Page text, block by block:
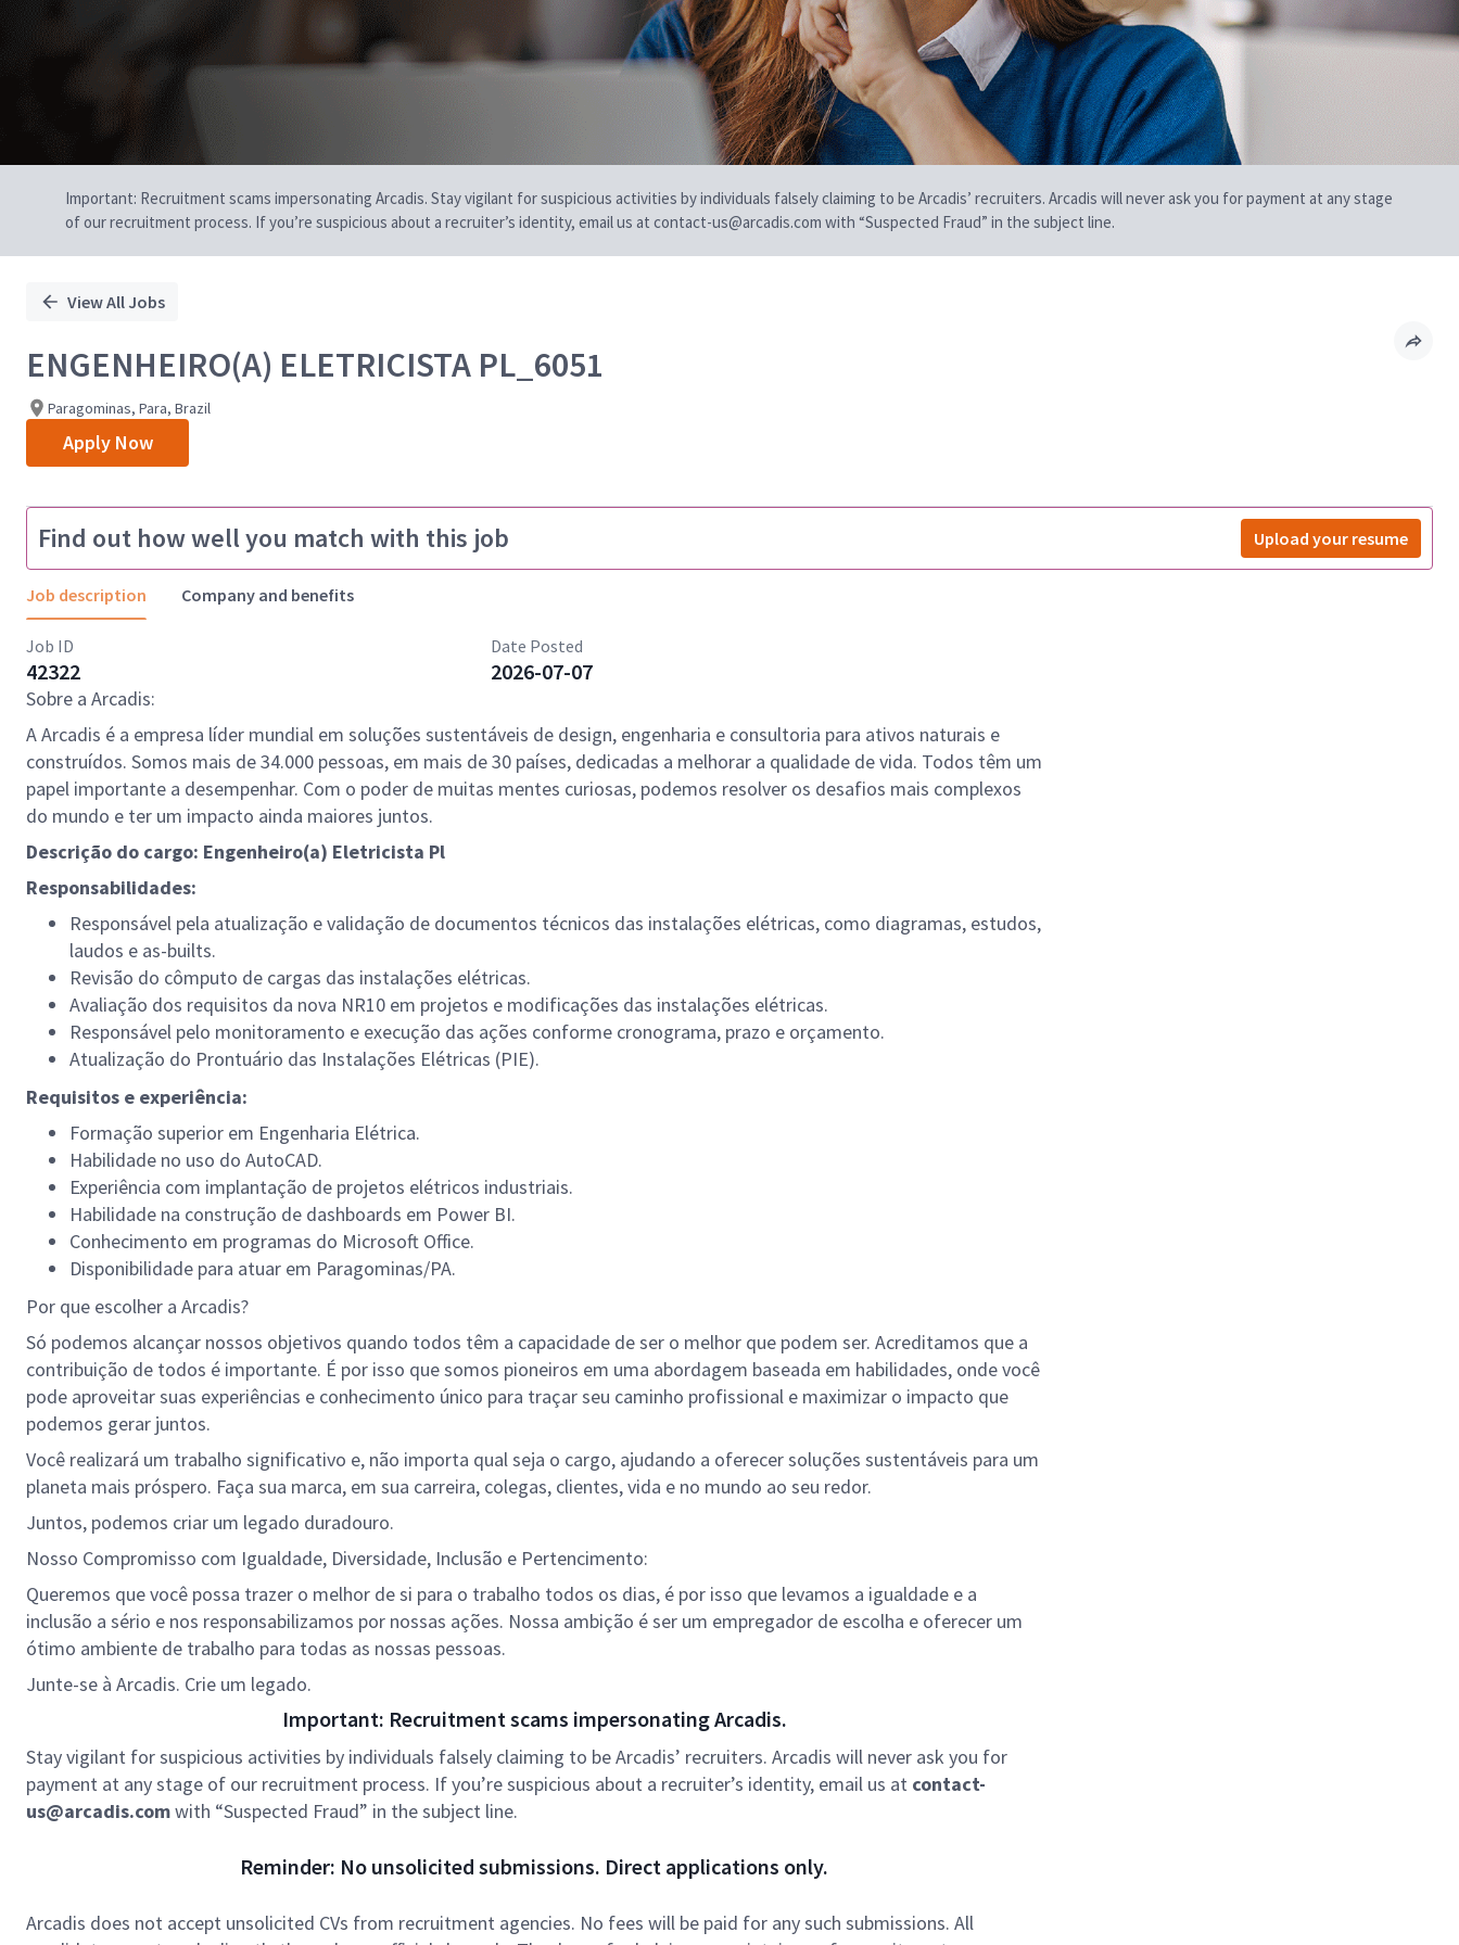
Important: Recruitment scams impersonating Arcadis. Stay vigilant for suspicious activities by individuals falsely claiming to be Arcadis’ recruiters. Arcadis will never ask you for payment at any stage
of our recruitment process. If you’re suspicious about a recruiter’s identity, email us at contact-us@arcadis.com with “Suspected Fraud” in the subject line.
View All Jobs
ENGENHEIRO(A) ELETRICISTA PL_6051
Paragominas, Para, Brazil
Apply Now
Find out how well you match with this job Upload your resume
Job description Company and benefits
Job ID
42322
Date Posted
2026-07-07
Sobre a Arcadis:
A Arcadis é a empresa líder mundial em soluções sustentáveis de design, engenharia e consultoria para ativos naturais e
construídos. Somos mais de 34.000 pessoas, em mais de 30 países, dedicadas a melhorar a qualidade de vida. Todos têm um
papel importante a desempenhar. Com o poder de muitas mentes curiosas, podemos resolver os desafios mais complexos
do mundo e ter um impacto ainda maiores juntos.
Descrição do cargo: Engenheiro(a) Eletricista Pl
Responsabilidades:
Responsável pela atualização e validação de documentos técnicos das instalações elétricas, como diagramas, estudos,
laudos e as-builts.
Revisão do cômputo de cargas das instalações elétricas.
Avaliação dos requisitos da nova NR10 em projetos e modificações das instalações elétricas.
Responsável pelo monitoramento e execução das ações conforme cronograma, prazo e orçamento.
Atualização do Prontuário das Instalações Elétricas (PIE).
Requisitos e experiência:
Formação superior em Engenharia Elétrica.
Habilidade no uso do AutoCAD.
Experiência com implantação de projetos elétricos industriais.
Habilidade na construção de dashboards em Power BI.
Conhecimento em programas do Microsoft Office.
Disponibilidade para atuar em Paragominas/PA.
Por que escolher a Arcadis?
Só podemos alcançar nossos objetivos quando todos têm a capacidade de ser o melhor que podem ser. Acreditamos que a
contribuição de todos é importante. É por isso que somos pioneiros em uma abordagem baseada em habilidades, onde você
pode aproveitar suas experiências e conhecimento único para traçar seu caminho profissional e maximizar o impacto que
podemos gerar juntos.
Você realizará um trabalho significativo e, não importa qual seja o cargo, ajudando a oferecer soluções sustentáveis para um
planeta mais próspero. Faça sua marca, em sua carreira, colegas, clientes, vida e no mundo ao seu redor.
Juntos, podemos criar um legado duradouro.
Nosso Compromisso com Igualdade, Diversidade, Inclusão e Pertencimento:
Queremos que você possa trazer o melhor de si para o trabalho todos os dias, é por isso que levamos a igualdade e a
inclusão a sério e nos responsabilizamos por nossas ações. Nossa ambição é ser um empregador de escolha e oferecer um
ótimo ambiente de trabalho para todas as nossas pessoas.
Junte-se à Arcadis. Crie um legado.
Important: Recruitment scams impersonating Arcadis.
Stay vigilant for suspicious activities by individuals falsely claiming to be Arcadis’ recruiters. Arcadis will never ask you for
payment at any stage of our recruitment process. If you’re suspicious about a recruiter’s identity, email us at contact-
us@arcadis.comwith “Suspected Fraud” in the subject line.
Reminder: No unsolicited submissions. Direct applications only.
Arcadis does not accept unsolicited CVs from recruitment agencies. No fees will be paid for any such submissions. All